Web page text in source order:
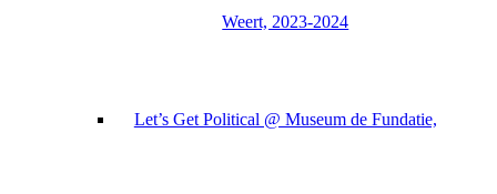
Weert, 2023-2024
Let’s Get Political @ Museum de Fundatie,